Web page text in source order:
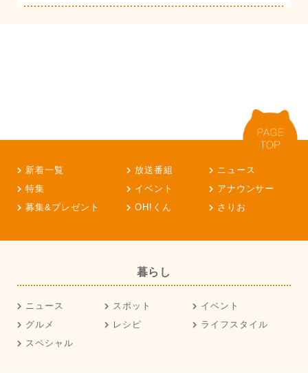
新着一覧 放送番組
ニュース
特集
イベント
アナウンサー
募集&プレゼント
OH!くん さりお
暮らし
ニュース スポット
イベント
グルメ
レシピ
ライフスタイル
スペシャル